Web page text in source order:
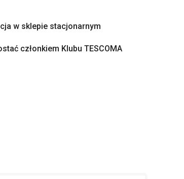
w sklepie stacjonarnym
członkiem Klubu TESCOMA